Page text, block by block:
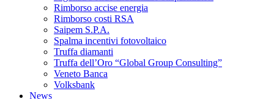
Rimborso accise energia
Rimborso costi RSA
Saipem S.P.A.
Spalma incentivi fotovoltaico
Truffa diamanti
Truffa dell’Oro “Global Group Consulting”
Veneto Banca
Volksbank
News